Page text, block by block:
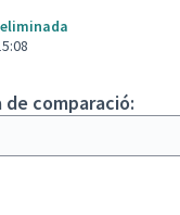
comparació: